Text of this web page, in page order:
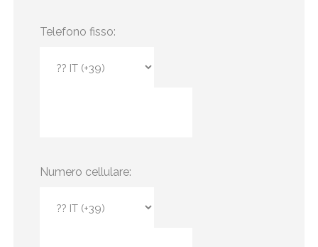
Telefono fisso:
Numero cellulare: